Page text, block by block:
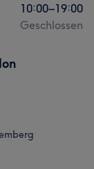
10:00–19:00
Geschlossen